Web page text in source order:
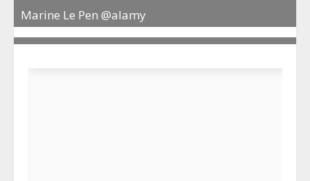
Marine Le Pen @alamy